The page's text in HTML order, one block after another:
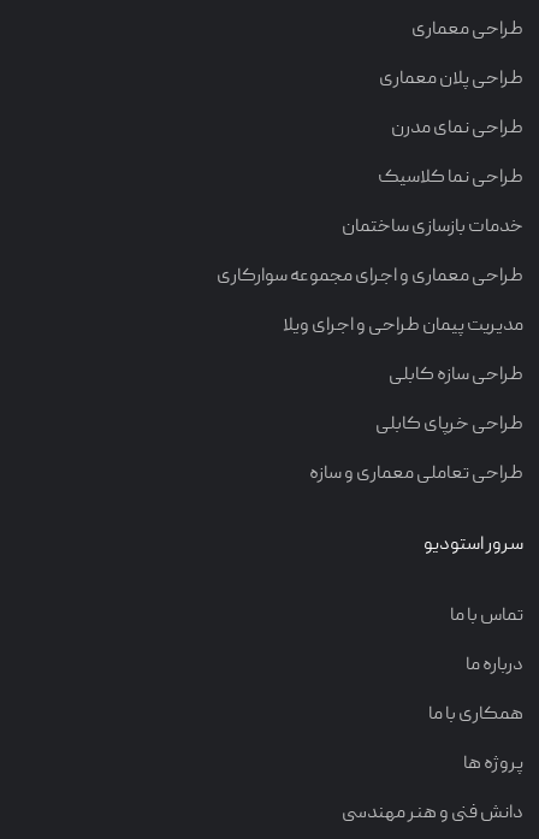
طراحی معماری
طراحی پلان معماری
طراحی نمای مدرن
طراحی نما کلاسیک
خدمات بازسازی ساختمان
طراحی معماری و اجرای مجموعه سوارکاری
مدیریت پیمان طراحی و اجرای ویلا
طراحی سازه کابلی
طراحی خرپای کابلی
طراحی تعاملی معماری و سازه
سرور استودیو
تماس با ما
درباره ما
همکاری با ما
پروژه ها
دانش فنی و هنر مهندسی